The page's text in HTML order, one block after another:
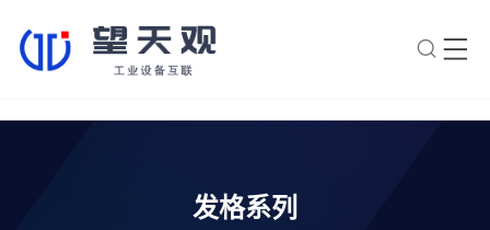
发格系列
AI智能助手 转人工 ×
您好，我是望天观智能助手，很高兴为